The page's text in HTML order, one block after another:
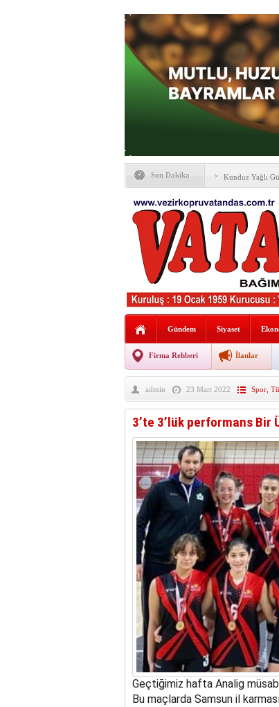
Son Dakika Kunduz Yağlı
Ankara &
Kaymakamına
NÖBETÇİ
PTT Taşerona
Erhan Parlar
BANA GÖRE
Vezirköprü
Gündem Siyaset
Firma Rehberi İlanlar
admin 23 Mart 2022 Spor,
3’te 3’lük performans Bir
Geçtiğimiz hafta Analig
Bu maçlarda Samsun il